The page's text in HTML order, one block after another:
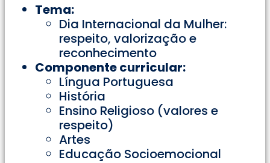
Tema:
Dia Internacional da Mulher:
respeito, valorização e
reconhecimento
Componente curricular:
Língua Portuguesa
História
Ensino Religioso (valores e
respeito)
Artes
Educação Socioemocional